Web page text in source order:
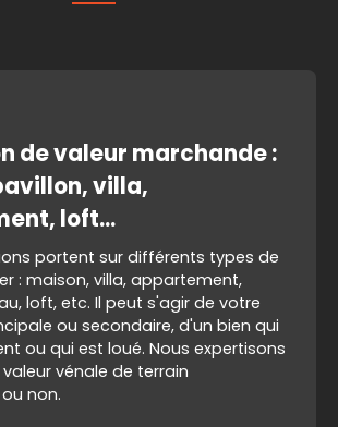
de valeur marchande :
villa,
loft...
portent sur différents types de
: maison, villa, appartement,
loft, etc. Il peut s'agir de votre
ou secondaire, d'un bien qui
ou qui est loué. Nous expertisons
vénale de terrain
non.